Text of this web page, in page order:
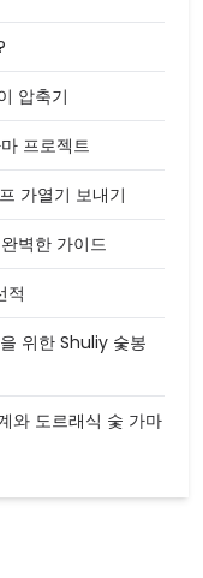
압축기
프로젝트
가열기 보내기
벽한 가이드
적
위한 Shuliy 숯봉
와 도르래식 숯 가마